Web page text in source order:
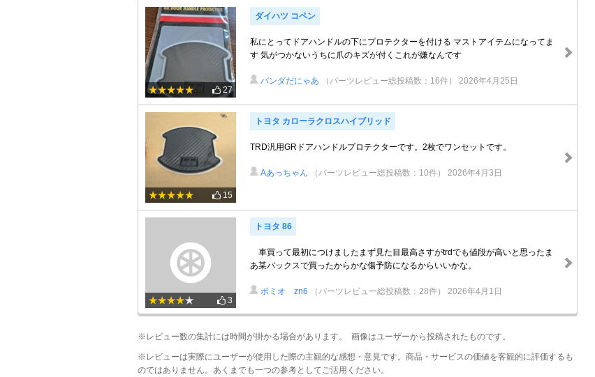
27
ダイハツ コペン
私にとってドアハンドルの下にプロテクターを付ける マストアイテムになってま
す 気がつかないうちに爪のキズが付くこれが嫌なんです
パンダだにゃあ （パーツレビュー総投稿数：16件） 2026年4月25日
15
トヨタ カローラクロスハイブリッド
TRD汎用GRドアハンドルプロテクターです。2枚でワンセットです。
Aあっちゃん （パーツレビュー総投稿数：10件） 2026年4月3日
3
トヨタ 86
車買って最初につけましたまず見た目最高さすがtrdでも値段が高いと思ったま
あ某バックスで買ったからかな傷予防になるからいいかな。
ポミオ zn6 （パーツレビュー総投稿数：28件） 2026年4月1日
※レビュー数の集計には時間が掛かる場合があります。 画像はユーザーから投稿されたものです。
※レビューは実際にユーザーが使用した際の主観的な感想・意見です。商品・サービスの価値を客観的に評価するも
のではありません。あくまでも一つの参考としてご活用ください。